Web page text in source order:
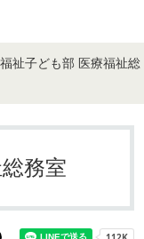
祉子ども部 医療福祉総
務室